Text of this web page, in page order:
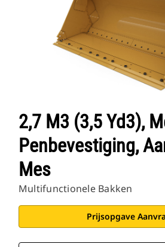
2,7 M3 (3,5 Yd3),
Penbevestiging,
Mes
Multifunctionele Bakken
Prijsopgave